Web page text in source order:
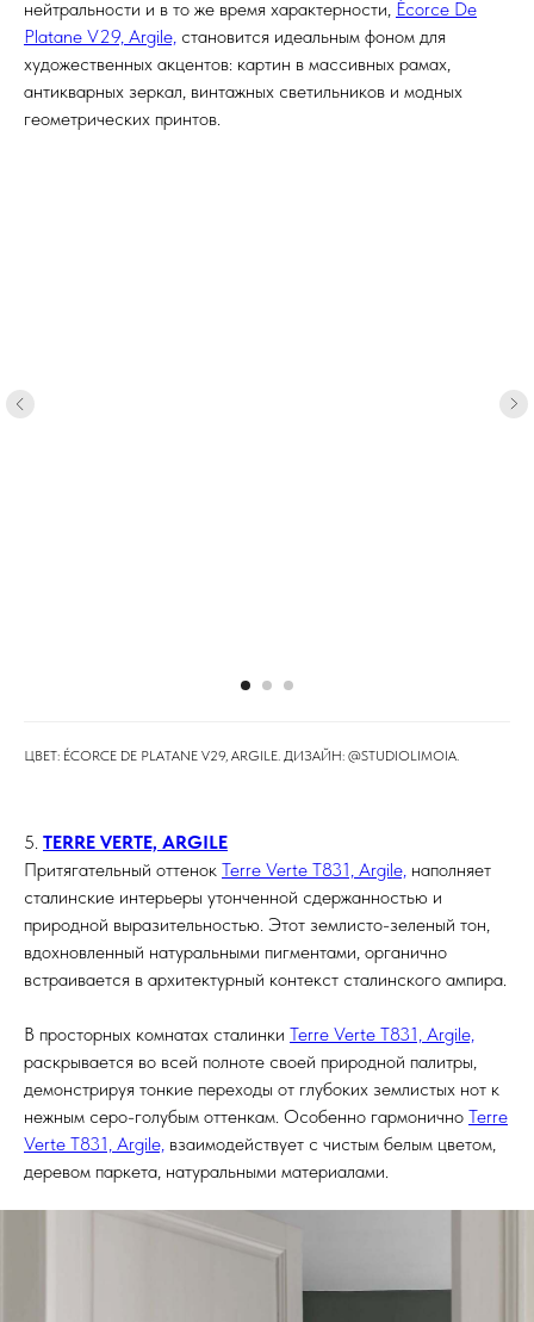
нейтральности и в то же время характерности, Écorce De
Platane V29, Argile, становится идеальным фоном для
художественных акцентов: картин в массивных рамах,
антикварных зеркал, винтажных светильников и модных
геометрических принтов.
ЦВЕТ: ÉCORCE DE PLATANE V29, ARGILE. ДИЗАЙН: @STUDIOLIMOIA⁠.
5. TERRE VERTE, ARGILE
Притягательный оттенок Terre Verte T831, Argile, наполняет
сталинские интерьеры утонченной сдержанностью и
природной выразительностью. Этот землисто-зеленый тон,
вдохновленный натуральными пигментами, органично
встраивается в архитектурный контекст сталинского ампира.
В просторных комнатах сталинки Terre Verte T831, Argile,
раскрывается во всей полноте своей природной палитры,
демонстрируя тонкие переходы от глубоких землистых нот к
нежным серо-голубым оттенкам. Особенно гармонично Terre
Verte T831, Argile, взаимодействует с чистым белым цветом,
деревом паркета, натуральными материалами.